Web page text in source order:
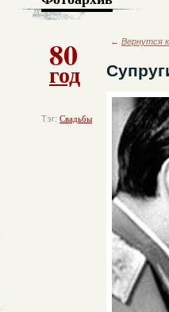
80
год
Тэг: Свадьбы
← Вернутся